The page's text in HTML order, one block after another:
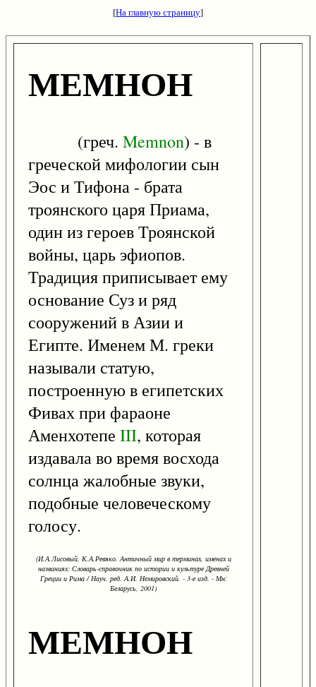
[На главную страницу]
МЕМНОН
(греч. Memnon) - в
греческой мифологии сын
Эос и Тифона - брата
троянского царя Приама,
один из героев Троянской
войны, царь эфиопов.
Традиция приписывает ему
основание Суз и ряд
сооружений в Азии и
Египте. Именем М. греки
называли статую,
построенную в египетских
Фивах при фараоне
Аменхотепе III, которая
издавала во время восхода
солнца жалобные звуки,
подобные человеческому
голосу.
(И.А.Лисовый, К.А.Ревяко. Античный мир в терминах, именах и
названиях: Словарь-справочник по истории и культуре Древней
Греции и Рима / Науч. ред. А.И. Немировский. - 3-е изд. - Мн:
Беларусь, 2001)
МЕМНОН